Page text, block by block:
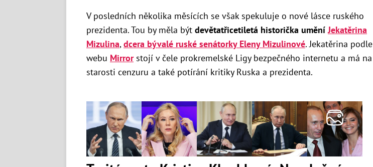
V posledních několika měsících se však spekuluje o nové lásce ruského
prezidenta. Tou by měla být devětatřicetiletá historička uměníJekatěrina
Mizulina,dcera bývalé ruské senátorky Eleny Mizulinové. Jekatěrina podle
webu Mirrorstojí v čele prokremelské Ligy bezpečného internetu a má na
starosti cenzuru a také potírání kritiky Ruska a prezidenta.